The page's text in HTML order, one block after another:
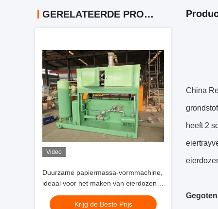
GERELATEERDE PRODUCTEN
Video
Duurzame papiermassa-vormmachine,
ideaal voor het maken van eierdozen,
appelbakken, schoenenbakken en
zaaibakken met een heen en weer
Krijg de Beste Prijs
China
heeft 2